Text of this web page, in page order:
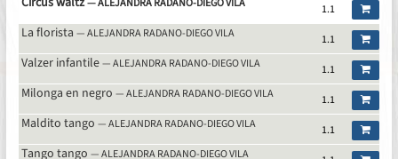
1.1
La florista — ALEJANDRA RADANO-DIEGO VILA 1.1
Valzer infantile— ALEJANDRA RADANO-DIEGO VILA 1.1
Milonga en negro — ALEJANDRA RADANO-DIEGO VILA 1.1
Maldito tango — ALEJANDRA RADANO-DIEGO VILA 1.1
Tango tango — ALEJANDRA RADANO-DIEGO VILA